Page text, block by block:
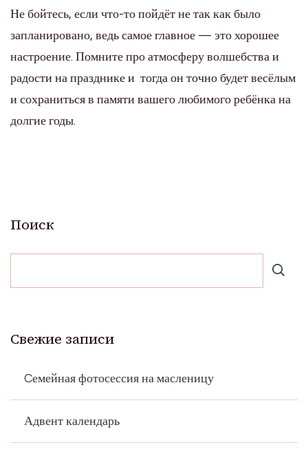
Не бойтесь, если что-то пойдёт не так как было
запланировано, ведь самое главное — это хорошее
настроение. Помните про атмосферу волшебства и
радости на празднике и тогда он точно будет весёлым
и сохраниться в памяти вашего любимого ребёнка на
долгие годы.
Поиск
Свежие записи
Cемейная фотосессия на масленицу
Адвент календарь